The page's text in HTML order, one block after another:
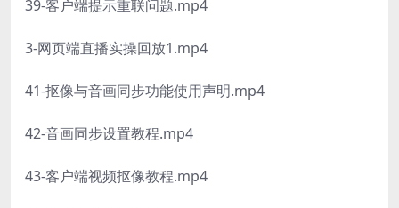
39-客户端提示重联问题.mp4
3-网页端直播实操回放1.mp4
41-抠像与音画同步功能使用声明.mp4
42-音画同步设置教程.mp4
43-客户端视频抠像教程.mp4